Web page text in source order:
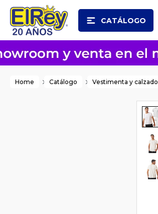
CATÁLOGO
Home Catálogo Vestimenta y calzado